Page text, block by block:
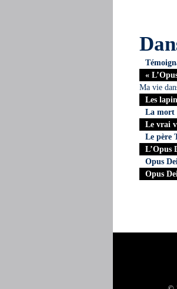
«
Ma vie
Les
La mort
Le vrai
Le père
L’Opus
Opus
Opus